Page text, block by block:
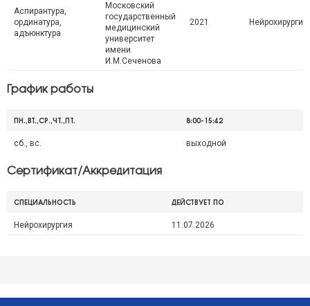
Аспирантура,
ординатура,
адъюнктура
Московский
государственный
медицинский
университет
имени
И.М.Сеченова
2021 Нейрохирургия
График работы
ПН.,ВТ.,СР.,ЧТ.,ПТ. 8:00-15:42
сб., вс. выходной
Сертификат/Аккредитация
СПЕЦИАЛЬНОСТЬ ДЕЙСТВУЕТ ПО
Нейрохирургия 11.07.2026